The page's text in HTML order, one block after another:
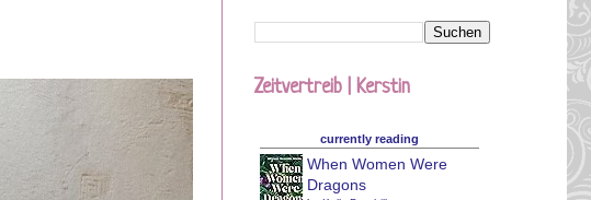
Zeitvertreib | Kerstin
currently reading
When Women Were
Dragons